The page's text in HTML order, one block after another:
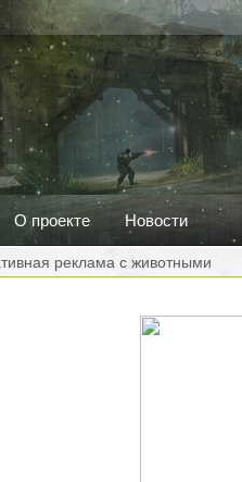
О проекте Новости
реклама с животными